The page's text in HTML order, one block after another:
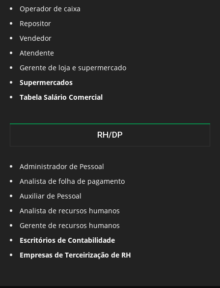
Operador de caixa
Repositor
Vendedor
Atendente
Gerente de loja e supermercado
Supermercados
Tabela Salário Comercial
RH/DP
Administrador de Pessoal
Analista de folha de pagamento
Auxiliar de Pessoal
Analista de recursos humanos
Gerente de recursos humanos
Escritórios de Contabilidade
Empresas de Terceirização de RH